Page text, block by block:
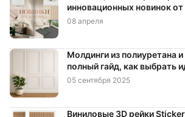
инновационных новинок
08 апреля
Молдинги из полиуретана
полный гайд, как выбрать
05 сентября 2025
Виниловые 3D рейки